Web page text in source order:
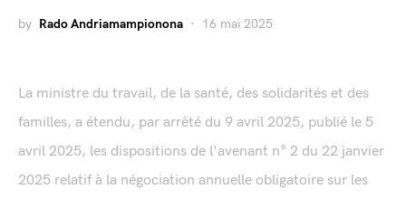
by Rado Andriamampionona 16 mai 2025
La ministre du travail, de la santé, des solidarités et des
familles, a étendu, par arrêté du 9 avril 2025, publié le 5
avril 2025, les dispositions de l'avenant n° 2 du 22 janvier
2025 relatif à la négociation annuelle obligatoire sur les